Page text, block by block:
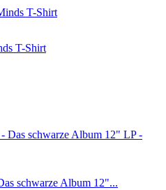
T-Shirt
schwarze Album 12"...